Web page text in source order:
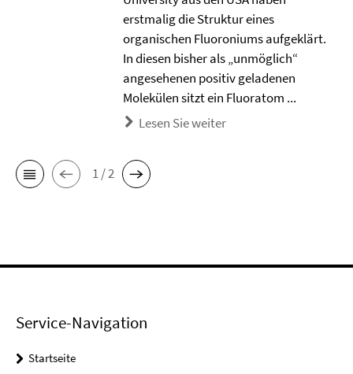
erstmalig die Struktur eines
organischen Fluoroniums aufgeklärt.
In diesen bisher als „unmöglich“
angesehenen positiv geladenen
Molekülen sitzt ein Fluoratom ...
Lesen Sie weiter
1 / 2
Service-Navigation
Startseite